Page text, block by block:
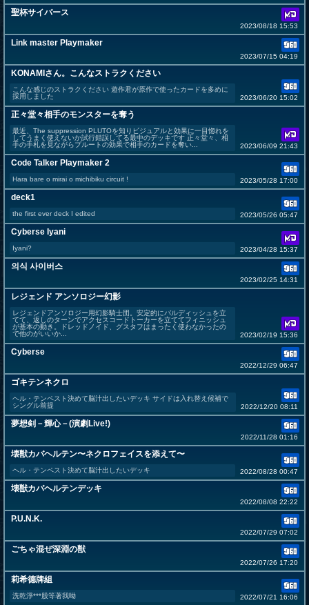
聖杯サイバース
2023/08/18 15:53
Link master Playmaker
2023/07/15 04:19
KONAMIさん。こんなストラクください
こんな感じのストラクください 遊作君が原作で使ったカードを多めに
採用しました
2023/06/20 15:02
正々堂々相手のモンスターを奪う
最近、The suppression PLUTOを知りビジュアルと効果に一目惚れを
してうまく使えないか試行錯誤してる最中のデッキです 正々堂々、相
手の手札を見ながらプルートの効果で相手のカードを奪い...
2023/06/09 21:43
Code Talker Playmaker 2
Hara bare o mirai o michibiku circuit ! 2023/05/28 17:00
deck1
the first ever deck I edited 2023/05/26 05:47
Cyberse Iyani
Iyani? 2023/04/28 15:37
의식 사이버스
2023/02/25 14:31
レジェンド アンソロジー幻影
レジェンドアンソロジー用幻影騎士団。安定的にバルディッシュを立
てて、返しのターンでアクセスコードトーカーを立ててフィニッシュ
が基本の動き。ドレッドノイド、グスタフはまったく使わなかったの
で他のがいいか...
2023/02/19 15:36
Cyberse
2022/12/29 06:47
ゴキテンネクロ
ヘル・テンペスト決めて脳汁出したいデッキ サイドは入れ替え候補で
シングル前提
2022/12/20 08:11
夢想剣－輝心－(演劇Live!)
2022/11/28 01:16
壊獣カバヘルテン〜ネクロフェイスを添えて〜
ヘル・テンペスト決めて脳汁出したいデッキ 2022/08/28 00:47
壊獣カバヘルテンデッキ
2022/08/08 22:22
P.U.N.K.
2022/07/29 07:02
ごちゃ混ぜ深淵の獣
2022/07/26 17:20
莉希德牌組
洗乾淨***股等著我呦 2022/07/21 16:06